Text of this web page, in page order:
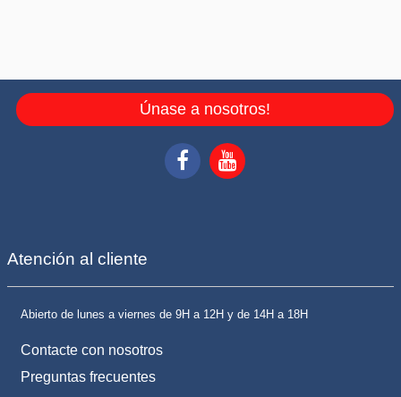
Únase a nosotros!
Atención al cliente
Abierto de lunes a viernes de 9H a 12H y de 14H a 18H
Contacte con nosotros
Preguntas frecuentes